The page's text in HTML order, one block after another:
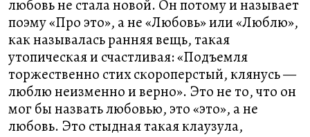
любовь не стала новой. Он потому и называет
поэму «Про это», а не «Любовь» или «Люблю»,
как называлась ранняя вещь, такая
утопическая и счастливая: «Подъемля
торжественно стих скороперстый, клянусь —
люблю неизменно и верно». Это не то, что он
мог бы назвать любовью, это «это», а не
любовь. Это стыдная такая клаузула,